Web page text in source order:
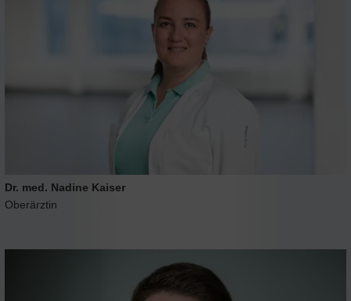
Dr. med. Nadine Kaiser
Oberärztin